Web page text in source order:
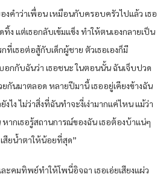
งคำว่าเพื่อน เหมือนกับครอบครัวไปแล้ว เธอ
ง แต่เธอกลับเข้มแข็ง ทำให้ตนเองกลายเป็น
ที่เธอต่อสู้กับเด็กผู้ชาย ตัวเธอเองก็มี
กกับฉันว่า เธอชนะ ในตอนนั้น ฉันเจ็บปวด
ยกันมาตลอด หลายปีมานี้ เธออยู่เคียงข้างฉัน
ไง ไม่ว่าสิ่งที่ฉันทำจะงี่เง่ามากแค่ไหน แม้ว่า
หากเธอรู้สถานการณ์ของฉัน เธอต้องบ้าแน่ๆ
สียน้ำตาให้น้อยที่สุด”
ะคมทิพย์ทำให้โพนี่อิจฉา เธอเอ่ยเสียงแผ่ว